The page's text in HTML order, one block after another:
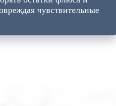
чувствительные